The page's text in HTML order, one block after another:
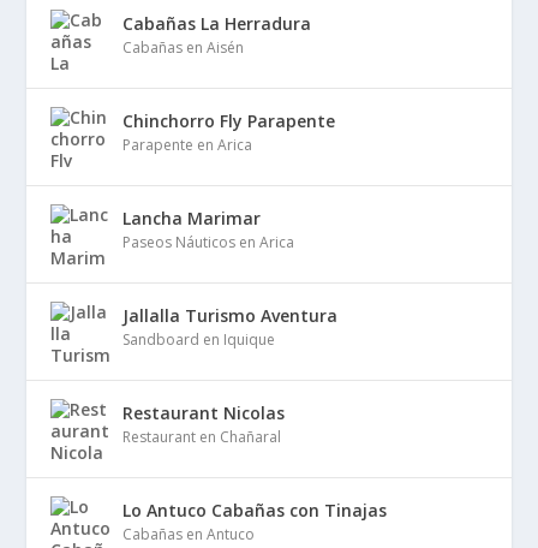
Cabañas La Herradura
Cabañas en Aisén
Chinchorro Fly Parapente
Parapente en Arica
Lancha Marimar
Paseos Náuticos en Arica
Jallalla Turismo Aventura
Sandboard en Iquique
Restaurant Nicolas
Restaurant en Chañaral
Lo Antuco Cabañas con Tinajas
Cabañas en Antuco